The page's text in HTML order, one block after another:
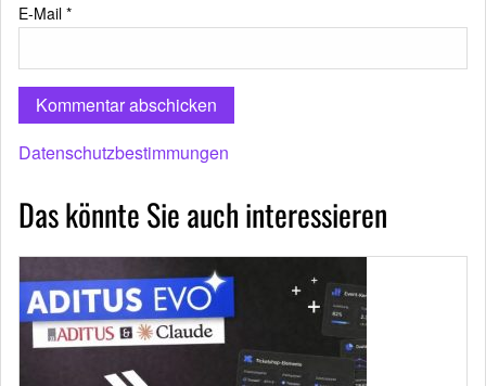
E-Mail *
Datenschutzbestimmungen
Das könnte Sie auch interessieren